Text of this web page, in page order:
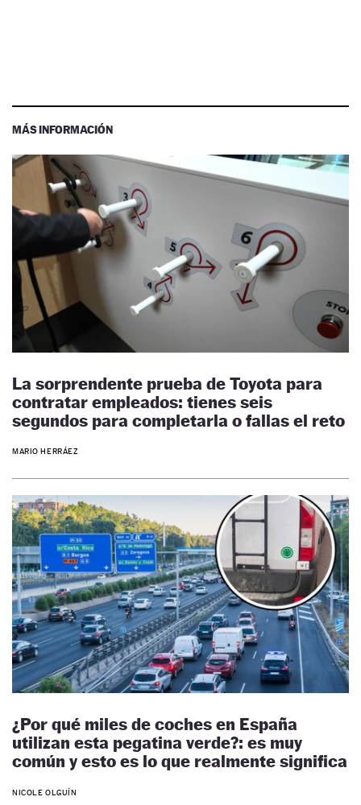
MÁS INFORMACIÓN
La sorprendente prueba de Toyota para
contratar empleados: tienes seis
segundos para completarla o fallas el reto
MARIO HERRÁEZ
¿Por qué miles de coches en España
utilizan esta pegatina verde?: es muy
común y esto es lo que realmente significa
NICOLE OLGUÍN